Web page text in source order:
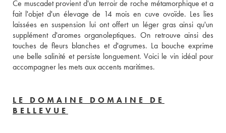
Ce muscadet provient d'un terroir de roche métamorphique et a
fait l'objet d'un élevage de 14 mois en cuve ovoïde. Les lies
laissées en suspension lui ont offert un léger gras ainsi qu'un
supplément d'aromes organoleptiques. On retrouve ainsi des
touches de fleurs blanches et d'agrumes. La bouche exprime
une belle salinité et persiste longuement. Voici le vin idéal pour
accompagner les mets aux accents maritimes.
LE DOMAINE DOMAINE DE
BELLEVUE